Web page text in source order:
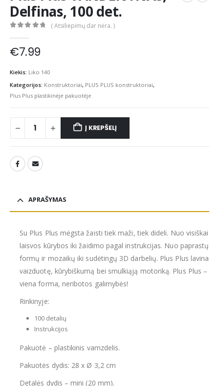
Delfinas, 100 det.
( Atsiliepimų dar nėra. )
€7.99
Kiekis: Liko 140
Kategorijos: Konstruktoriai, PLUS PLUS konstruktoriai,
Plus Plus plastikinėje pakuotėje
Į KREPŠELĮ
APRAŠYMAS
Su Plus Plus mėgsta žaisti tiek maži, tiek dideli. Nuo visiškai
laisvos kūrybos iki žaidimo pagal instrukcijas. Nuo paprastų
formų ir mozaikų iki sudėtingų 3D darbelių. Plus Plus lavina
vaizduotę, kūrybiškumą bei smulkiąją motoriką. Plus Plus –
viena forma, neribotos galimybės!
Rinkinyje:
100 detalių
Instrukcijos
Pakuotė – plastikinis vamzdelis.
Pakuotės dydis: 28 x Ø 3,2 cm
Detalės dydis – mini (20 mm).